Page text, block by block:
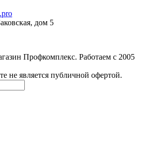
дом 5
Профкомплекс. Работаем с 2005
не является публичной офертой.